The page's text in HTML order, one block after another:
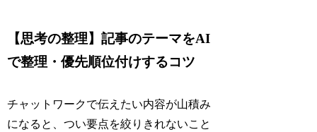
【思考の整理】記事のテーマをAI
で整理・優先順位付けするコツ
チャットワークで伝えたい内容が山積み
になると、つい要点を絞りきれないこと